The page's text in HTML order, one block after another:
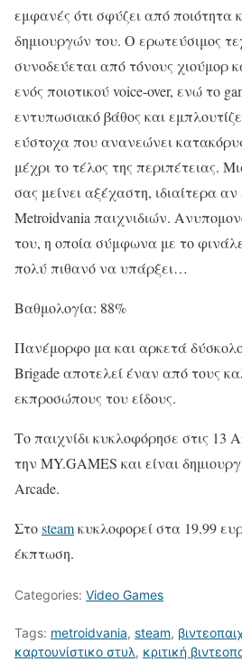
εμφανές ότι σφύζει από ποιότητα
δημιουργών του. Ο ερωτεύσιμος
συνοδεύεται από τόνους χιούμορ
ενός ποιοτικού voice-over, ενώ το
εντυπωσιακό βάθος και
εύστοχα που ανανεώνει
μέχρι το τέλος της περιπέτειας.
σας μείνει αξέχαστη, ιδιαίτερα
Metroidvania παιχνιδιών.
του, η οποία σύμφωνα με το
πολύ πιθανό να υπάρξει…
Βαθμολογία: 88%
Πανέμορφο μα και αρκετά
Brigade αποτελεί έναν από τους
εκπροσώπους του είδους.
Το παιχνίδι κυκλοφόρησε στις 13
την MY.GAMES και είναι
Arcade.
Στοsteamκυκλοφορεί στα 19.99
έκπτωση.
Categories: Video Games
Tags: metroidvania, steam,
καρτουνίστικο στυλ, κριτική